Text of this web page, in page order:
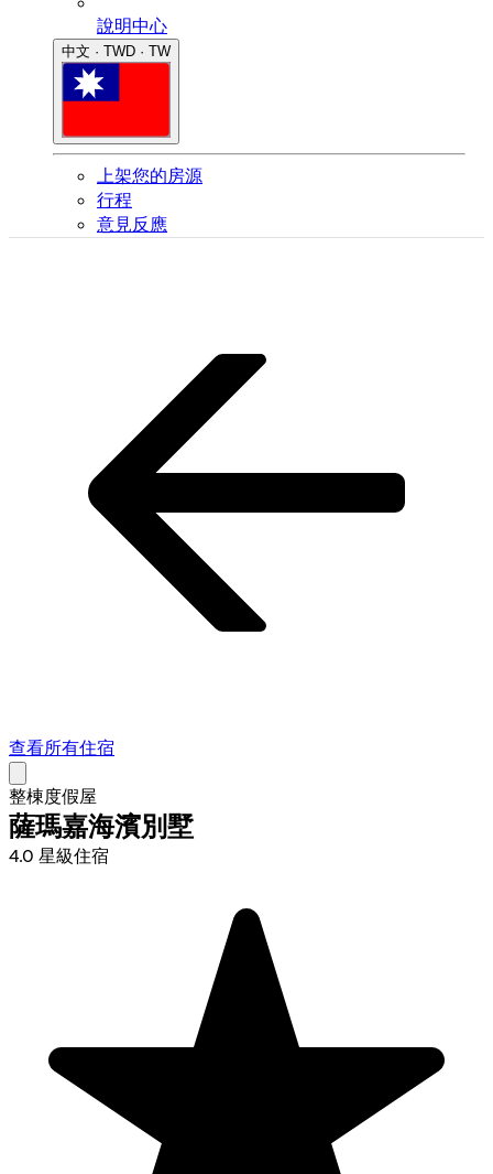
說明中心
中文 · TWD · TW
上架您的房源
行程
意見反應
查看所有住宿
整棟度假屋
薩瑪嘉海濱別墅
4.0 星級住宿